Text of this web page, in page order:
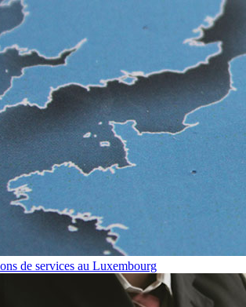
de services au Luxembourg